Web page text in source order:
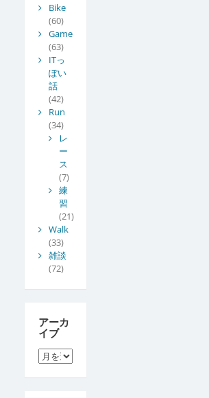
Bike
(60)
Game
(63)
ITっ
ぽい
話
(42)
Run
(34)
レ
ー
ス
(7)
練
習
(21)
Walk
(33)
雑談
(72)
アーカ
イブ
ア
ー
カ